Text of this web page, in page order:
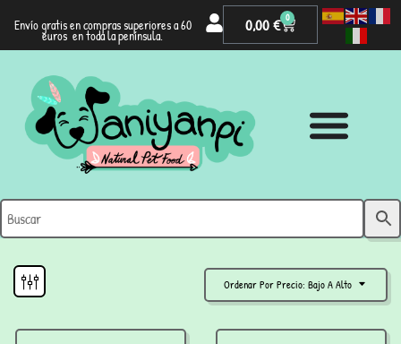
Envío gratis en compras superiores a 60
euros en toda la península.
0,00€ 0
Ordenar Por Precio: Bajo A Alto